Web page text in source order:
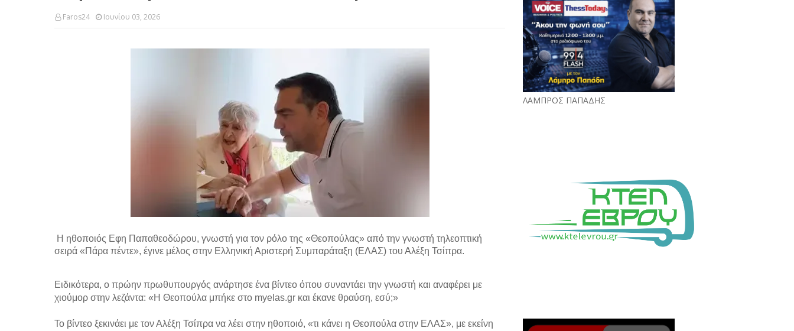
Faros24 Ιουνίου 03, 2026
Η ηθοποιός Εφη Παπαθεοδώρου, γνωστή για τον ρόλο της «Θεοπούλας» από την γνωστή τηλεοπτική
σειρά «Πάρα πέντε», έγινε μέλος στην Ελληνική Αριστερή Συμπαράταξη (ΕΛΑΣ) του Αλέξη Τσίπρα.
Ειδικότερα, ο πρώην πρωθυπουργός ανάρτησε ένα βίντεο όπου συναντάει την γνωστή και αναφέρει με
χιούμορ στην λεζάντα: «Η Θεοπούλα μπήκε στο myelas.gr και έκανε θραύση, εσύ;»
Το βίντεο ξεκινάει με τον Αλέξη Τσίπρα να λέει στην ηθοποιό, «τι κάνει η Θεοπούλα στην ΕΛΑΣ», με εκείνη
ΛΑΜΠΡΟΣ ΠΑΠΑΔΗΣ